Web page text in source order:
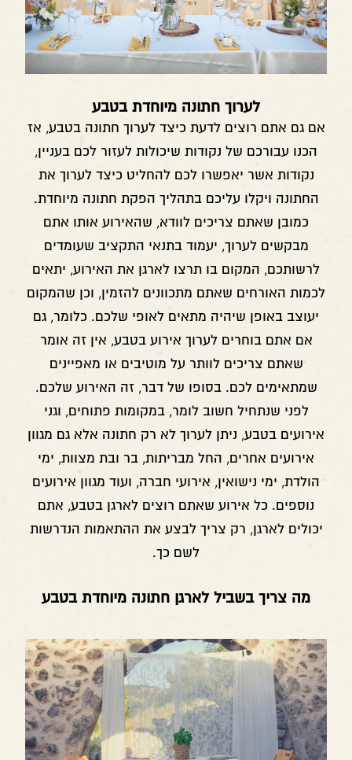
לערוך חתונה מיוחדת בטבע
אם גם אתם רוצים לדעת כיצד לערוך חתונה בטבע, אז
הכנו עבורכם של נקודות שיכולות לעזור לכם בעניין,
נקודות אשר יאפשרו לכם להחליט כיצד לערוך את
החתונה ויקלו עליכם בתהליך הפקת חתונה מיוחדת.
כמובן שאתם צריכים לוודא, שהאירוע אותו אתם
מבקשים לערוך, יעמוד בתנאי התקציב שעומדים
לרשותכם, המקום בו תרצו לארגן את האירוע, יתאים
לכמות האורחים שאתם מתכוונים להזמין, וכן שהמקום
יעוצב באופן שיהיה מתאים לאופי שלכם. כלומר, גם
אם אתם בוחרים לערוך אירוע בטבע, אין זה אומר
שאתם צריכים לוותר על מוטיבים או מאפיינים
שמתאימים לכם. בסופו של דבר, זה האירוע שלכם.
לפני שנתחיל חשוב לומר, במקומות פתוחים, וגני
אירועים בטבע, ניתן לערוך לא רק חתונה אלא גם מגוון
אירועים אחרים, החל מבריתות, בר ובת מצוות, ימי
הולדת, ימי נישואין, אירועי חברה, ועוד מגוון אירועים
נוספים. כל אירוע שאתם רוצים לארגן בטבע, אתם
יכולים לארגן, רק צריך לבצע את ההתאמות הנדרשות
לשם כך.
מה צריך בשביל לארגן חתונה מיוחדת בטבע